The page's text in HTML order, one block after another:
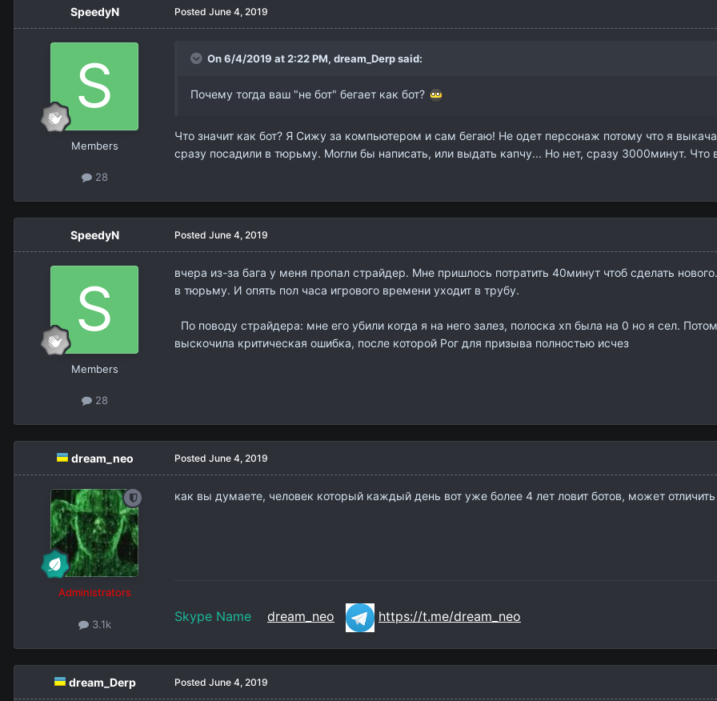
SpeedyN
Members
28
Posted June 4, 2019
On 6/4/2019 at 2:22 PM, dream_Derpsaid:
Почему тогда ваш "не бот" бегает как бот?
Что значит как бот? Я Сижу за компьютером и сам бегаю! Не одет персонаж потому что я
сразу посадили в тюрьму. Могли бы написать, или выдать капчу... Но нет, сразу 3000минут. Что
SpeedyN
Members
28
Posted June 4, 2019
вчера из-за бага у меня пропал страйдер. Мне пришлось потратить 40минут чтоб сделать
в тюрьму. И опять пол часа игрового времени уходит в трубу.
По поводу страйдера: мне его убили когда я на него залез, полоска хп была на 0 но я сел.
выскочила критическая ошибка, после которой Рог для призыва полностью исчез
dream_neo
Administrators
3.1k
Posted June 4, 2019
как вы думаете, человек который каждый день вот уже более 4 лет ловит ботов, может отличить
Skype Name dream_neo https://t.me/dream_neo
dream_Derp Posted June 4, 2019